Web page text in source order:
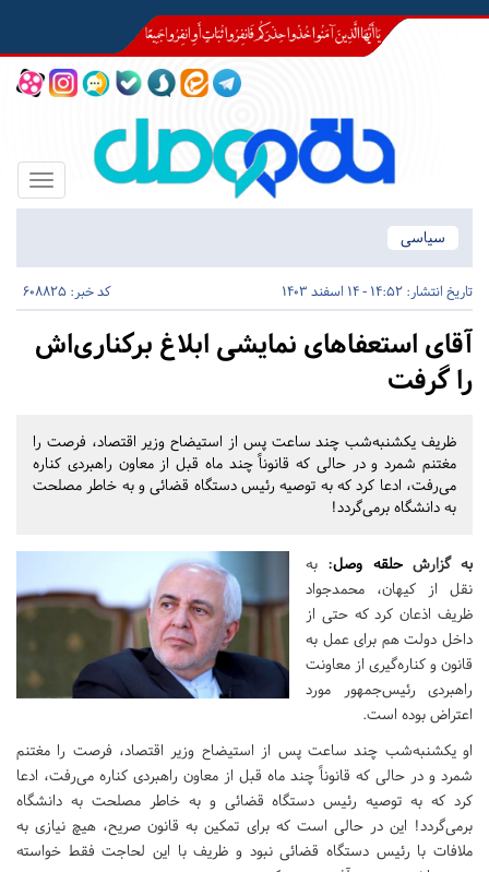
Toggle
سیاسی
تاریخ انتشار: 14:52 - 14 اسفند 1403 کد خبر: 608825
آقای استعفاهای نمایشی ابلاغ برکناری‌اش
را گرفت
ظریف یکشنبه‌شب چند ساعت پس از استیضاح وزیر اقتصاد، فرصت را
مغتنم شمرد و در حالی که قانوناً چند ماه قبل از معاون راهبردی کناره
می‌رفت، ادعا کرد که به توصیه رئیس دستگاه قضائی و به خاطر مصلحت
به دانشگاه برمی‌گردد!
به گزارشحلقه وصل: به
نقل از کیهان، محمدجواد
ظریف اذعان کرد که حتی از
داخل دولت هم برای عمل به
قانون و کناره‌گیری از معاونت
راهبردی رئیس‌جمهور مورد
اعتراض بوده است.
او یکشنبه‌شب چند ساعت پس از استیضاح وزیر اقتصاد، فرصت را مغتنم
شمرد و در حالی که قانوناً چند ماه قبل از معاون راهبردی کناره می‌رفت، ادعا
کرد که به توصیه رئیس دستگاه قضائی و به خاطر مصلحت به دانشگاه
برمی‌گردد! این در حالی است که برای تمکین به قانون صریح، هیچ نیازی به
ملافات با رئیس دستگاه قضائی نبود و ظریف با این لحاجت فقط خواسته